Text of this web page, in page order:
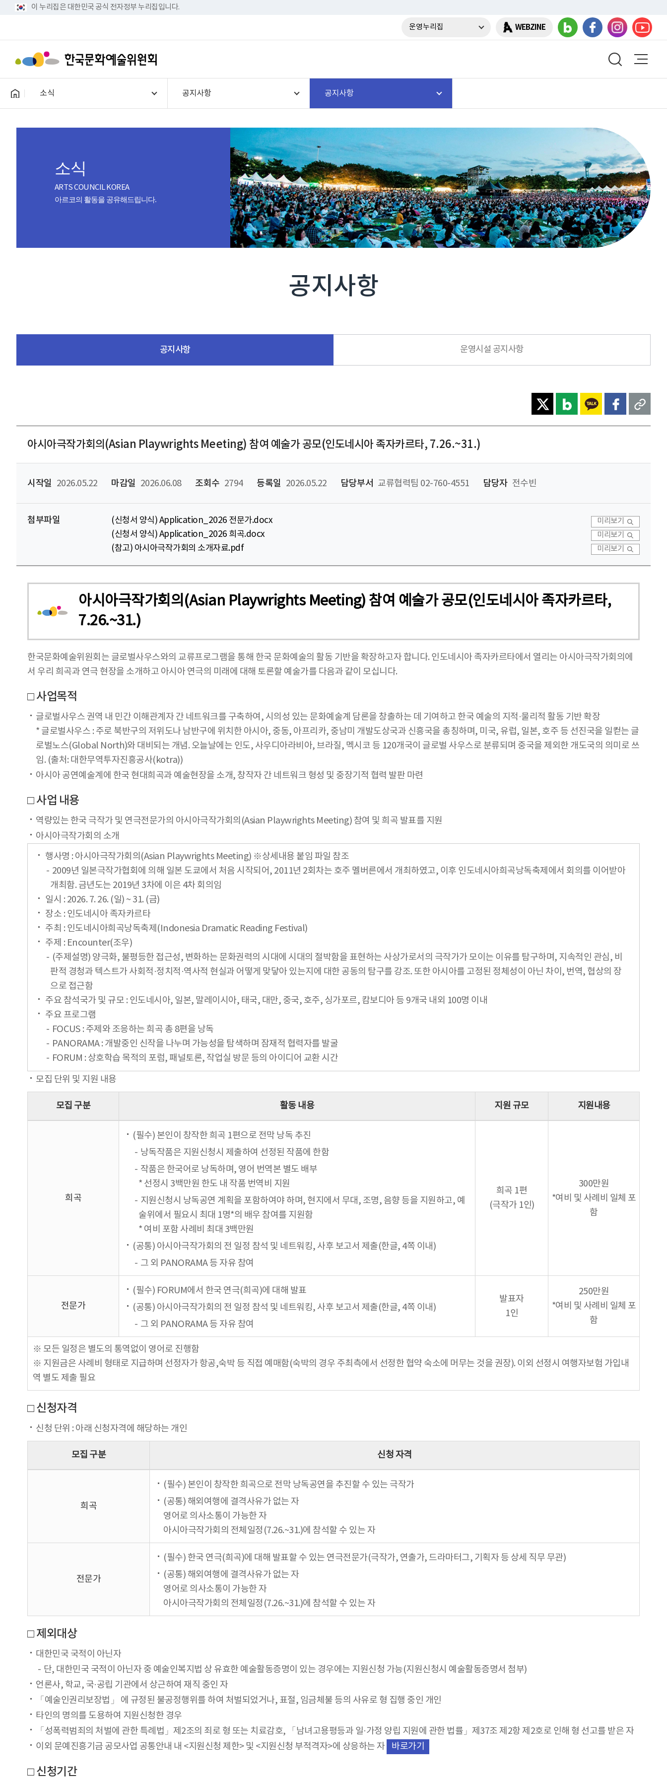
이 누리집은 대한민국 공식 전자정부 누리집입니다.
운영누리집 WEBZINE
소식 공지사항 공지사항
소식
ARTS COUNCIL KOREA
아르코의 활동을 공유해드립니다.
공지사항
공지사항 운영시설 공지사항
아시아극작가회의(Asian Playwrights Meeting) 참여 예술가 공모(인도네시아 족자카르타, 7.26.~31.)
시작일 2026.05.22 마감일 2026.06.08 조회수 2794 등록일 2026.05.22 담당부서 교류협력팀 02-760-4551 담당자 전수빈
첨부파일 (신청서 양식) Application_2026 전문가.docx 미리보기
(신청서 양식) Application_2026 희곡.docx 미리보기
(참고) 아시아극작가회의 소개자료.pdf 미리보기
아시아극작가회의(Asian Playwrights Meeting) 참여 예술가 공모(인도네시아 족자카르타,
7.26.~31.)
한국문화예술위원회는 글로벌사우스와의 교류프로그램을 통해 한국 문화예술의 활동 기반을 확장하고자 합니다. 인도네시아 족자카르타에서 열리는 아시아극작가회의에
서 우리 희곡과 연극 현장을 소개하고 아시아 연극의 미래에 대해 토론할 예술가를 다음과 같이 모십니다.
□ 사업목적
글로벌사우스 권역 내 민간 이해관계자 간 네트워크를 구축하여, 시의성 있는 문화예술계 담론을 창출하는 데 기여하고 한국 예술의 지적·물리적 활동 기반 확장
* 글로벌사우스 : 주로 북반구의 저위도나 남반구에 위치한 아시아, 중동, 아프리카, 중남미 개발도상국과 신흥국을 총칭하며, 미국, 유럽, 일본, 호주 등 선진국을 일컫는 글
로벌노스(Global North)와 대비되는 개념. 오늘날에는 인도, 사우디아라비아, 브라질, 멕시코 등 120개국이 글로벌 사우스로 분류되며 중국을 제외한 개도국의 의미로 쓰
임. (출처: 대한무역투자진흥공사(kotra))
아시아 공연예술계에 한국 현대희곡과 예술현장을 소개, 창작자 간 네트워크 형성 및 중장기적 협력 발판 마련
□ 사업 내용
역량있는 한국 극작가 및 연극전문가의 아시아극작가회의(Asian Playwrights Meeting) 참여 및 희곡 발표를 지원
아시아극작가회의 소개
행사명 : 아시아극작가회의(Asian Playwrights Meeting) ※상세내용 붙임 파일 참조
2009년 일본극작가협회에 의해 일본 도쿄에서 처음 시작되어, 2011년 2회차는 호주 멜버른에서 개최하였고, 이후 인도네시아희곡낭독축제에서 회의를 이어받아
개최함. 금년도는 2019년 3차에 이은 4차 회의임
일시 : 2026. 7. 26. (일) ~ 31. (금)
장소 : 인도네시아 족자카르타
주최 : 인도네시아희곡낭독축제(Indonesia Dramatic Reading Festival)
주제 : Encounter(조우)
(주제설명) 양극화, 불평등한 접근성, 변화하는 문화권력의 시대에 시대의 절박함을 표현하는 사상가로서의 극작가가 모이는 이유를 탐구하며, 지속적인 관심, 비
판적 경청과 텍스트가 사회적·정치적·역사적 현실과 어떻게 맞닿아 있는지에 대한 공동의 탐구를 강조. 또한 아시아를 고정된 정체성이 아닌 차이, 번역, 협상의 장
으로 접근함
주요 참석국가 및 규모 : 인도네시아, 일본, 말레이시아, 태국, 대만, 중국, 호주, 싱가포르, 캄보디아 등 9개국 내외 100명 이내
주요 프로그램
FOCUS : 주제와 조응하는 희곡 총 8편을 낭독
PANORAMA : 개발중인 신작을 나누며 가능성을 탐색하며 잠재적 협력자를 발굴
FORUM : 상호학습 목적의 포럼, 패널토론, 작업실 방문 등의 아이디어 교환 시간
모집 단위 및 지원 내용
모집 구분 활동 내용 지원 규모 지원내용
희곡
(필수) 본인이 창작한 희곡 1편으로 전막 낭독 추진
낭독작품은 지원신청시 제출하여 선정된 작품에 한함
작품은 한국어로 낭독하며, 영어 번역본 별도 배부
* 선정시 3백만원 한도 내 작품 번역비 지원
지원신청시 낭독공연 계획을 포함하여야 하며, 현지에서 무대, 조명, 음향 등을 지원하고, 예
술위에서 필요시 최대 1명*의 배우 참여를 지원함
* 여비 포함 사례비 최대 3백만원
(공통) 아시아극작가회의 전 일정 참석 및 네트워킹, 사후 보고서 제출(한글, 4쪽 이내)
그 외 PANORAMA 등 자유 참여
희곡 1편
(극작가 1인)
300만원
*여비 및 사례비 일체 포
함
전문가
(필수) FORUM에서 한국 연극(희곡)에 대해 발표
(공통) 아시아극작가회의 전 일정 참석 및 네트워킹, 사후 보고서 제출(한글, 4쪽 이내)
그 외 PANORAMA 등 자유 참여
발표자
1인
250만원
*여비 및 사례비 일체 포
함
※ 모든 일정은 별도의 통역없이 영어로 진행함
※ 지원금은 사례비 형태로 지급하며 선정자가 항공,숙박 등 직접 예매함(숙박의 경우 주최측에서 선정한 협약 숙소에 머무는 것을 권장). 이외 선정시 여행자보험 가입내
역 별도 제출 필요
□ 신청자격
신청 단위 : 아래 신청자격에 해당하는 개인
모집 구분 신청 자격
희곡
(필수) 본인이 창작한 희곡으로 전막 낭독공연을 추진할 수 있는 극작가
(공통) 해외여행에 결격사유가 없는 자
영어로 의사소통이 가능한 자
아시아극작가회의 전체일정(7.26.~31.)에 참석할 수 있는 자
전문가
(필수) 한국 연극(희곡)에 대해 발표할 수 있는 연극전문가(극작가, 연출가, 드라마터그, 기획자 등 상세 직무 무관)
(공통) 해외여행에 결격사유가 없는 자
영어로 의사소통이 가능한 자
아시아극작가회의 전체일정(7.26.~31.)에 참석할 수 있는 자
□ 제외대상
대한민국 국적이 아닌자
단, 대한민국 국적이 아닌자 중 예술인복지법 상 유효한 예술활동증명이 있는 경우에는 지원신청 가능(지원신청시 예술활동증명서 첨부)
언론사, 학교, 국·공립 기관에서 상근하여 재직 중인 자
「예술인권리보장법」 에 규정된 불공정행위를 하여 처벌되었거나, 표절, 임금체불 등의 사유로 형 집행 중인 개인
타인의 명의를 도용하여 지원신청한 경우
「성폭력범죄의 처벌에 관한 특례법」제2조의 죄로 형 또는 치료감호, 「남녀고용평등과 일·가정 양립 지원에 관한 법률」제37조 제2항 제2호로 인해 형 선고를 받은 자
이외 문예진흥기금 공모사업 공통안내 내 <지원신청 제한> 및 <지원신청 부적격자>에 상응하는 자
바로가기
□ 신청기간